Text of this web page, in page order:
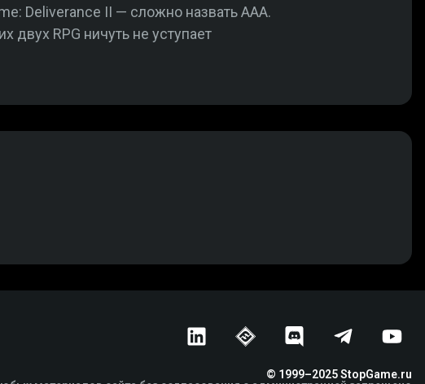
Deliverance II — сложно назвать AAA.
двух RPG ничуть не уступает
© 1999–2025 StopGame.ru